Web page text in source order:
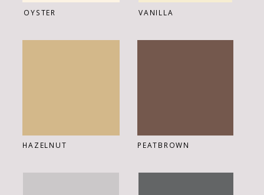
OYSTER VANILLA
PEATBROWN
HAZELNUT